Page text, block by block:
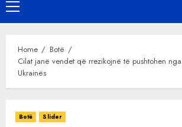
Primary
Menu
Home
Botë
Cilat janë vendet që rrezikojnë të pushtohen nga
Ukrainës
Botë Slider